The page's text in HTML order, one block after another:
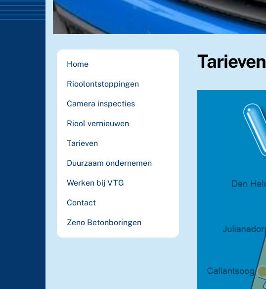
Home
Rioolontstoppingen
Camera inspecties
Riool vernieuwen
Tarieven
Duurzaam ondernemen
Werken bij VTG
Contact
Zeno Betonboringen
Tarieven